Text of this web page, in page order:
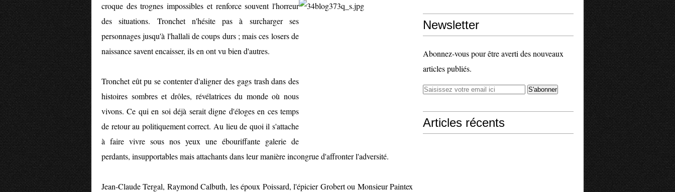
croque des trognes impossibles et renforcesouvent l'horreur
des situations. Tronchet n'hésite pas à surcharger ses
personnages jusqu'à l'hallali de coups durs ; mais ces losers de
naissance savent encaisser, ils en ont vu bien d'autres.
Tronchet eût pu se contenter d'aligner des gags trash dans des
histoires sombres et drôles, révélatrices du monde où nous
vivons. Ce qui en soi déjà serait digne d'éloges en ces temps
de retour au politiquement correct. Au lieu de quoi il s'attache
à faire vivre sous nos yeux une ébouriffante galerie de
perdants, insupportables mais attachants dans leur manière incongrue d'affronter l'adversité.
Jean-Claude Tergal, Raymond Calbuth, les époux Poissard, l'épicier Grobert ou Monsieur Paintex
Newsletter
Abonnez-vous pour être averti des nouveaux
articles publiés.
Articles récents